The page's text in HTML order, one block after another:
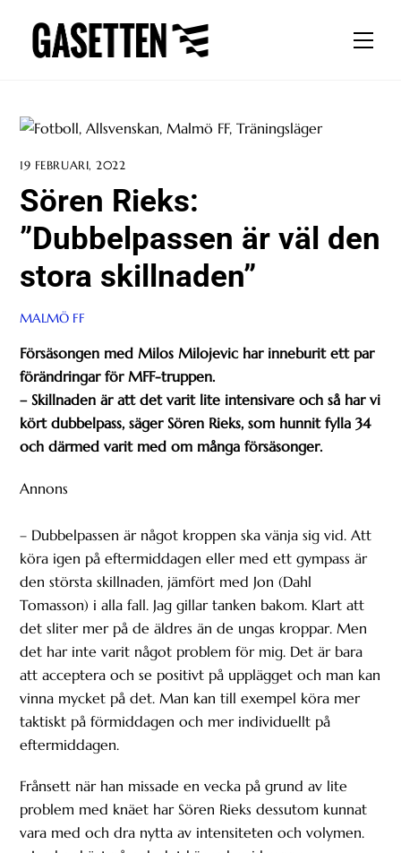
content
19 FEBRUARI, 2022
Sören Rieks:
”Dubbelpassen är väl den
stora skillnaden”
MALMÖ FF
Försäsongen med Milos Milojevic har inneburit ett par
förändringar för MFF-truppen.
– Skillnaden är att det varit lite intensivare och så har vi
kört dubbelpass, säger Sören Rieks, som hunnit fylla 34
och därmed varit med om många försäsonger.
Annons
– Dubbelpassen är något kroppen ska vänja sig vid. Att
köra igen på eftermiddagen eller med ett gympass är
den största skillnaden, jämfört med Jon (Dahl
Tomasson) i alla fall. Jag gillar tanken bakom. Klart att
det sliter mer på de äldres än de ungas kroppar. Men
det har inte varit något problem för mig. Det är bara
att acceptera och se positivt på upplägget och man kan
vinna mycket på det. Man kan till exempel köra mer
taktiskt på förmiddagen och mer individuellt på
eftermiddagen.
Frånsett när han missade en vecka på grund av lite
problem med knäet har Sören Rieks dessutom kunnat
vara med och dra nytta av intensiteten och volymen.